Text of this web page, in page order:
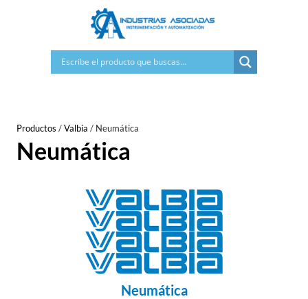
Productos /Valbia / Neumática
Neumática
Neumática